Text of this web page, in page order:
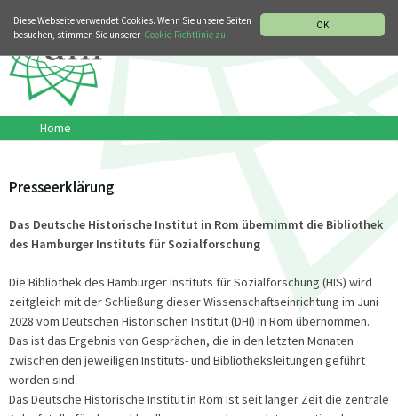
OK
Diese Webseite verwendet Cookies. Wenn Sie unsere Seiten
besuchen, stimmen Sie unserer Cookie-Richtlinie zu.
Home
Presseerklärung
Das Deutsche Historische Institut in Rom übernimmt die Bibliothek
des Hamburger Instituts für Sozialforschung
Die Bibliothek des Hamburger Instituts für Sozialforschung (HIS) wird
zeitgleich mit der Schließung dieser Wissenschaftseinrichtung im Juni
2028 vom Deutschen Historischen Institut (DHI) in Rom übernommen.
Das ist das Ergebnis von Gesprächen, die in den letzten Monaten
zwischen den jeweiligen Instituts- und Bibliotheksleitungen geführt
worden sind.
Das Deutsche Historische Institut in Rom ist seit langer Zeit die zentrale